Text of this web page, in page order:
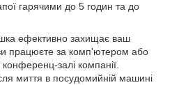
гарячими до 5 годин та до
ефективно захищає ваш
працюєте за комп'ютером або
конференц-залі компанії.
миття в посудомийній машині